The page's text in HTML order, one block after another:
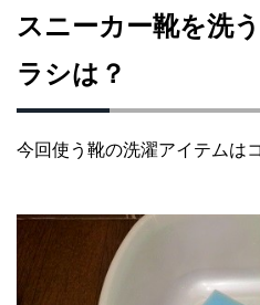
スニーカー靴を洗
ラシは？
今回使う靴の洗濯アイテムは